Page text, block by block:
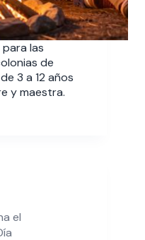
las
de
3 a 12 años
y maestra.
el